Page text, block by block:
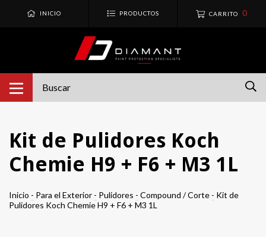
INICIO PRODUCTOS CARRITO 0
Kit de Pulidores Koch
Chemie H9 + F6 + M3 1L
Inicio - Para el Exterior - Pulidores - Compound / Corte - Kit de
Pulidores Koch Chemie H9 + F6 + M3 1L